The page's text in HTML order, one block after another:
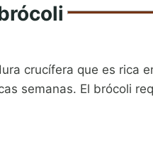
crucífera que es rica
semanas. El brócoli